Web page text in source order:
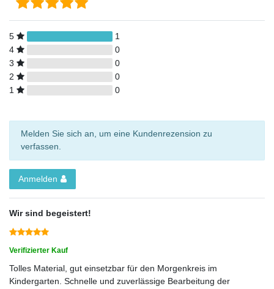
5
1
4
0
3
0
2
0
1
0
Melden Sie sich an, um eine Kundenrezension zu
verfassen.
Anmelden
Wir sind begeistert!
Verifizierter Kauf
Tolles Material, gut einsetzbar für den Morgenkreis im
Kindergarten. Schnelle und zuverlässige Bearbeitung der